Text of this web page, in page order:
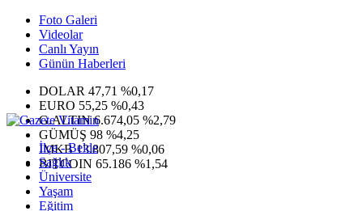
Foto Galeri
Videolar
Canlı Yayın
Günün Haberleri
DOLAR 47,71 %0,17
EURO 55,25 %0,43
G.ALTIN6.674,05 %2,79
GÜMÜŞ 98 %4,25
IMKB13.807,59 %0,06
BITCOIN 65.186 %1,54
İlçe - Belde
Sağlık
Üniversite
Yaşam
Eğitim